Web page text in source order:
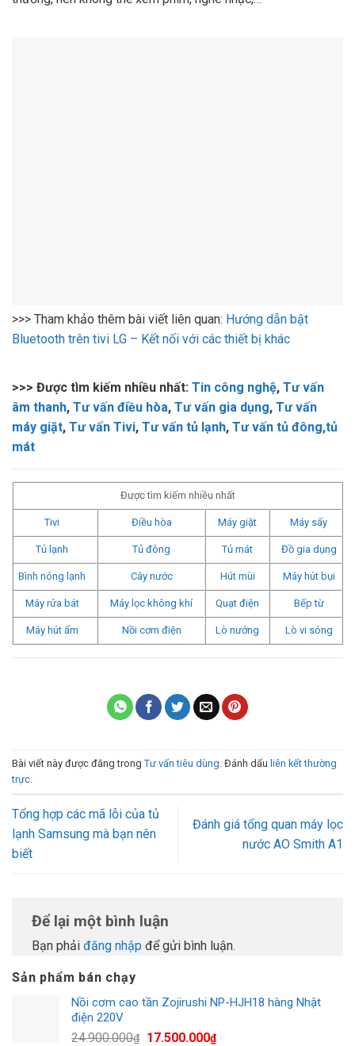
Sản phẩm bán chạy
Nồi cơm cao tần Zojirushi NP-HJH18 hàng Nhật
điện 220V
24.900.000₫
Giá
17.500.000₫Giá
>>> Tham khảo thêm bài viết liên quan: Hướng dẫn bật
Bluetooth trên tivi LG – Kết nối với các thiết bị khác
>>> Được tìm kiếm nhiều nhất: Tin công nghệ, Tư vấn
âm thanh, Tư vấn điều hòa, Tư vấn gia dụng, Tư vấn
máy giặt, Tư vấn Tivi, Tư vấn tủ lạnh, Tư vấn tủ đông,tủ
mát
Được tìm kiếm nhiều nhất
Tivi Điều hòa Máy giặt Máy sấy
Tủ lạnh Tủ đông Tủ mát Đồ gia dụng
Bình nóng lạnh Cây nước Hút mùi Máy hút bụi
Máy rửa bát Máy lọc không khí Quạt điện Bếp từ
Máy hút ẩm Nồi cơm điện Lò nướng Lò vi sóng
Bài viết này được đăng trong Tư vấn tiêu dùng . Đánh dấu liên kết thường
trực
Tổng hợp các mã lỗi của tủ
lạnh Samsung mà bạn nên
biết
Đánh giá tổng quan máy lọc
nước AO Smith A1
Để lại một bình luận
Bạn phải đăng nhập để gửi bình luận.